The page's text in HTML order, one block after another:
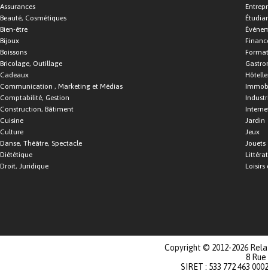
Assurances
Beauté, Cosmétiques
Bien-être
Bijoux
Boissons
Bricolage, Outillage
Cadeaux
Communication , Marketing et Médias
Comptabilité, Gestion
Construction, Bâtiment
Cuisine
Culture
Danse, Théâtre, Spectacle
Diététique
Droit, Juridique
Jardin
Jeux
Jouets
Loisirs
Copyright © 2012-2026
8
SIRET : 533 772 463